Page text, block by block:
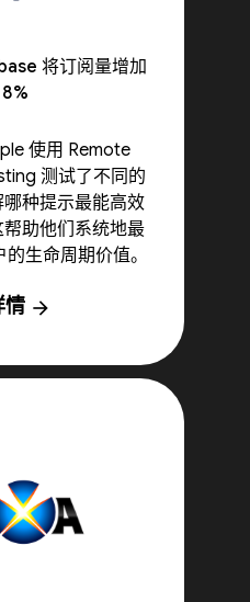
将订阅量增加
使用 Remote
测试了不同的
种提示最能高效
助他们系统地最
生命周期价值。
情 arrow_forward